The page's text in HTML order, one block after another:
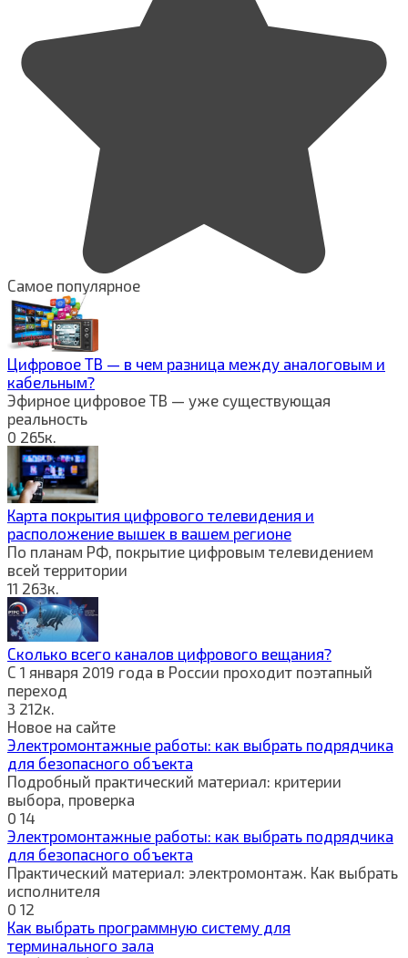
Самое популярное
Цифровое ТВ — в чем разница между аналоговым и
кабельным?
Эфирное цифровое ТВ — уже существующая
реальность
0 265к.
Карта покрытия цифрового телевидения и
расположение вышек в вашем регионе
По планам РФ, покрытие цифровым телевидением
всей территории
11 263к.
Сколько всего каналов цифрового вещания?
С 1 января 2019 года в России проходит поэтапный
переход
3 212к.
Новое на сайте
Электромонтажные работы: как выбрать подрядчика
для безопасного объекта
Подробный практический материал: критерии
выбора, проверка
0 14
Электромонтажные работы: как выбрать подрядчика
для безопасного объекта
Практический материал: электромонтаж. Как выбрать
исполнителя
0 12
Как выбрать программную систему для
терминального зала